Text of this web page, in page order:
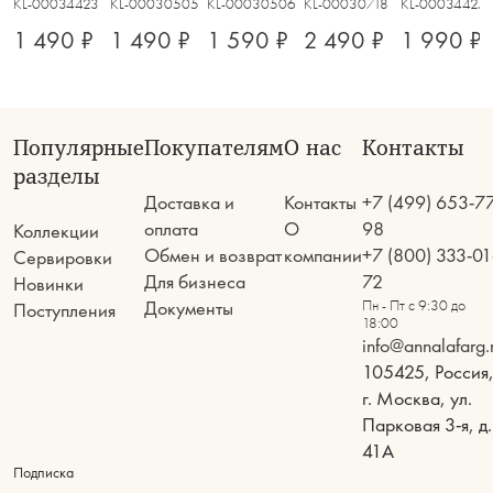
1 490 ₽ 1 490 ₽ 1 590 ₽ 2 490 ₽ 1 990 ₽
Популярные
разделы
Коллекции
Сервировки
Новинки
Поступления
Покупателям
Доставка и
оплата
Обмен и возврат
Для бизнеса
Документы
О нас
Контакты
О
компании
Контакты
+7 (499) 653-
98
+7 (800) 333-
72
Пн - Пт с 9:30 до
18:00
105425, Россия,
г. Москва, ул.
Парковая 3-я, д.
41А
Подписка